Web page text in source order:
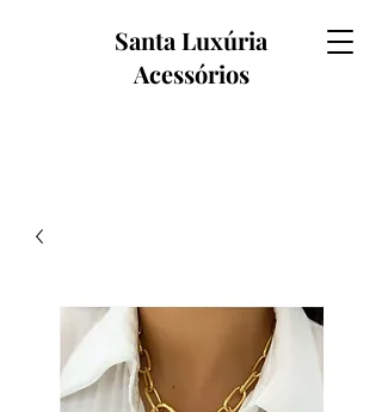
Santa Luxúria
Acessórios